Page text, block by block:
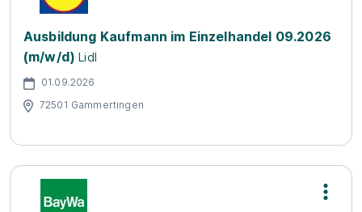
Ausbildung Kaufmann im Einzelhandel 09.2026
(m/w/d) Lidl
01.09.2026
72501 Gammertingen